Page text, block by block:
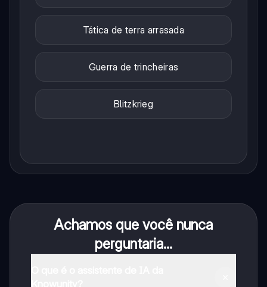
Tática de terra arrasada
Guerra de trincheiras
Blitzkrieg
Achamos que você nunca
perguntaria...